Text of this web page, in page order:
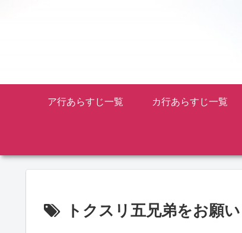
ア行あらすじ一覧 カ行あらすじ一覧
トクスリ五兄弟をお願い